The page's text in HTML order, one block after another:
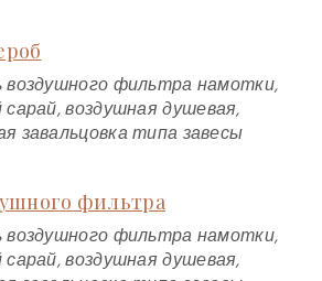
воздушного фильтра намотки,
воздушная душевая,
завальцовка типа завесы
фильтра
воздушного фильтра намотки,
воздушная душевая,